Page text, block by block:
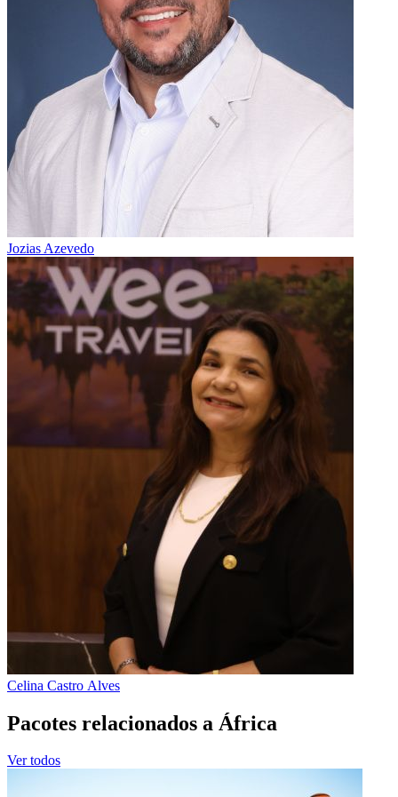
Jozias Azevedo
Celina Castro Alves
Pacotes relacionados a África
Ver todos